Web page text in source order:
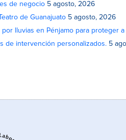
de negocio 5 agosto, 2026
de Guanajuato 5 agosto, 2026
lluvias en Pénjamo para proteger
de intervención personalizados. 5